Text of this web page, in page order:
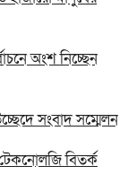
অংশ নিচ্ছেন
সংবাদ সম্মেলন
বিতর্ক